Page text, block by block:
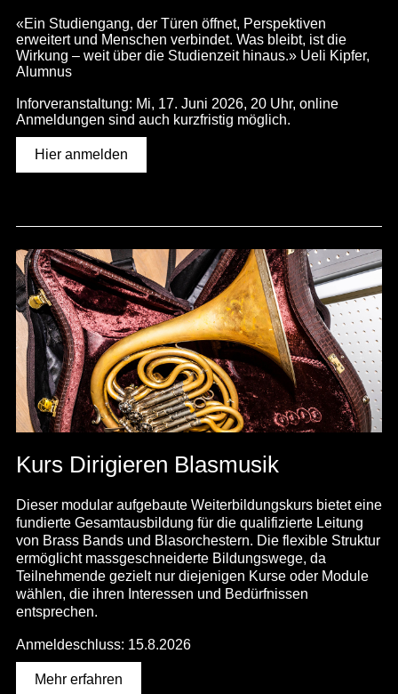
«Ein Studiengang, der Türen öffnet, Perspektiven
erweitert und Menschen verbindet. Was bleibt, ist die
Wirkung – weit über die Studienzeit hinaus.» Ueli Kipfer,
Alumnus
Inforveranstaltung: Mi, 17. Juni 2026, 20 Uhr, online
Anmeldungen sind auch kurzfristig möglich.
Hier anmelden
Kurs Dirigieren Blasmusik
Dieser modular aufgebaute Weiterbildungskurs bietet eine
fundierte Gesamtausbildung für die qualifizierte Leitung
von Brass Bands und Blasorchestern. Die flexible Struktur
ermöglicht massgeschneiderte Bildungswege, da
Teilnehmende gezielt nur diejenigen Kurse oder Module
wählen, die ihren Interessen und Bedürfnissen
entsprechen.
Anmeldeschluss: 15.8.2026
Mehr erfahren